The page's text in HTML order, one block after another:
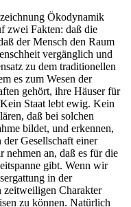
Ökodynamik
zwei Fakten: daß die
der Mensch den Raum
vergänglich und
zu dem traditionellen
es zum Wesen der
gehört, ihre Häuser für
Staat lebt ewig. Kein
daß bei solchen
bildet, und erkennen,
Gesellschaft einer
nehmen an, daß es für die
gibt. Wenn wir
in der
zeitweiligen Charakter
zu können. Natürlich